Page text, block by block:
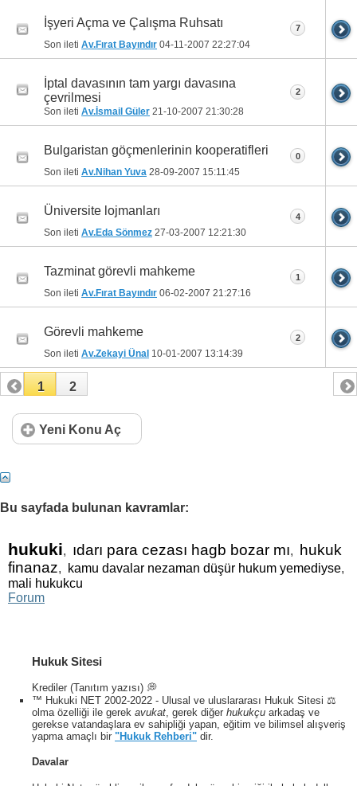
İşyeri Açma ve Çalışma Ruhsatı
Son ileti Av.Fırat Bayındır 04-11-2007 22:27:04
7
İptal davasının tam yargı davasına
çevrilmesi
Son ileti Av.İsmail Güler 21-10-2007 21:30:28
2
Bulgaristan göçmenlerinin kooperatifleri
Son ileti Av.Nihan Yuva 28-09-2007 15:11:45
0
Üniversite lojmanları
Son ileti Av.Eda Sönmez 27-03-2007 12:21:30
4
Tazminat görevli mahkeme
Son ileti Av.Fırat Bayındır 06-02-2007 21:27:16
1
Görevli mahkeme
Son ileti Av.Zekayi Ünal 10-01-2007 13:14:39
2
1 2
Yeni Konu Aç
Bu sayfada bulunan kavramlar:
hukuki, ıdarı para cezası hagb bozar mı, hukuk
finanaz, kamu davalar nezaman düşür hukum yemediyse,
mali hukukcu
Forum
Hukuk Sitesi
Krediler (Tanıtım yazısı) 💭
™ Hukuki NET 2002-2022 - Ulusal ve uluslararası Hukuk Sitesi ⚖️
olma özelliği ile gerek avukat, gerek diğer hukukçu arkadaş ve
gerekse vatandaşlara ev sahipliği yapan, eğitim ve bilimsel alışveriş
yapma amaçlı bir "Hukuk Rehberi" dir.
Davalar